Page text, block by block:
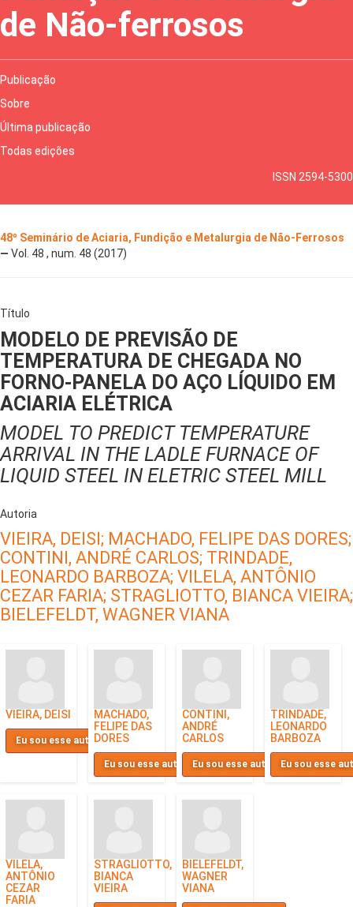
de Não-ferrosos
Publicação
Sobre
Última publicação
Todas edições
ISSN 2594-5300
48º Seminário de Aciaria, Fundição e Metalurgia de Não-Ferrosos
— Vol. 48 , num. 48 (2017)
Título
MODELO DE PREVISÃO DE
TEMPERATURA DE CHEGADA NO
FORNO-PANELA DO AÇO LÍQUIDO EM
ACIARIA ELÉTRICA
MODEL TO PREDICT TEMPERATURE
ARRIVAL IN THE LADLE FURNACE OF
LIQUID STEEL IN ELETRIC STEEL MILL
Autoria
VIEIRA, DEISI; MACHADO, FELIPE DAS DORES;
CONTINI, ANDRÉ CARLOS; TRINDADE,
LEONARDO BARBOZA; VILELA, ANTÔNIO
CEZAR FARIA; STRAGLIOTTO, BIANCA VIEIRA;
BIELEFELDT, WAGNER VIANA
VIEIRA, DEISI
Eu sou esse autor
MACHADO,
FELIPE DAS
DORES
Eu sou esse autor
CONTINI,
ANDRÉ
CARLOS
Eu sou esse autor
TRINDADE,
LEONARDO
BARBOZA
Eu sou esse
VILELA,
ANTÔNIO
CEZAR
FARIA
STRAGLIOTTO,
BIANCA
VIEIRA
BIELEFELDT,
WAGNER
VIANA